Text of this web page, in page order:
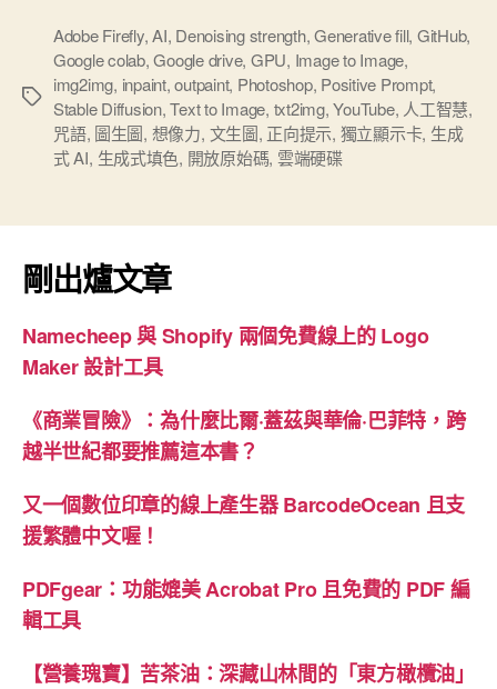
紀
實”
標
Adobe Firefly,AI, Denoising strength,Generative fill, GitHub,
Google colab,Google drive, GPU, Image to Image,
img2img, inpaint,outpaint, Photoshop, Positive Prompt,
Stable Diffusion,Text to Image, txt2img,YouTube, 人工智慧,
咒語, 圖生圖, 想像力, 文生圖, 正向提示, 獨立顯示卡, 生成
式 AI, 生成式填色, 開放原始碼, 雲端硬碟
剛出爐文章
Namecheep 與 Shopify 兩個免費線上的 Logo
Maker 設計工具
《商業冒險》：為什麼比爾·蓋茲與華倫·巴菲特，跨
越半世紀都要推薦這本書？
又一個數位印章的線上產生器 BarcodeOcean 且支
援繁體中文喔！
PDFgear：功能媲美 Acrobat Pro 且免費的 PDF 編
輯工具
【營養瑰寶】苦茶油：深藏山林間的「東方橄欖油」